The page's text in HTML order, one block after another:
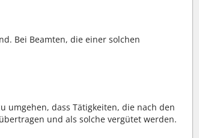
Bei Beamten, die einer solchen
umgehen, dass Tätigkeiten, die nach den
und als solche vergütet werden.